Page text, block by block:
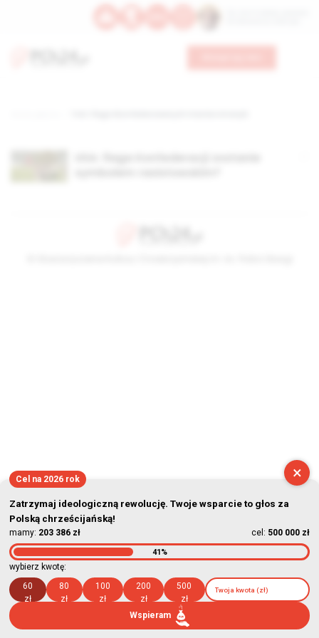
×
Cel na 2026 rok
Zatrzymaj ideologiczną rewolucję. Twoje wsparcie to głos za
Polską chrześcijańską!
mamy: 203 386 zł cel: 500 000 zł
41%
wybierz kwotę:
60
zł
80
zł
100
zł
200
zł
500
zł
Wspieram